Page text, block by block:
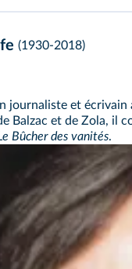
(1930-2018)
journaliste et écrivain
Balzac et de Zola, il
Bûcher des vanités.